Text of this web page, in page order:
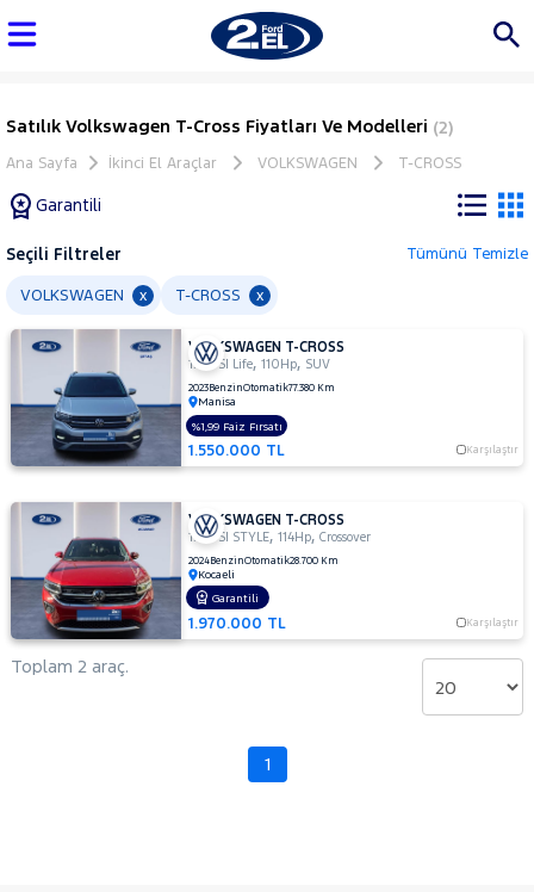
Satılık Volkswagen T-Cross Fiyatları Ve Modelleri (2)
Ana Sayfa İkinci El Araçlar VOLKSWAGEN T-CROSS
Garantili
Tüm
Araçlar
AUDI
BMC
BMW
BYD
CHERY
CITROEN
CUPRA
DACIA
Fiyat
Aralığı
Model
Seçili Filtreler Tümünü Temizle
VOLKSWAGEN x T-CROSS x
VOLKSWAGEN T-CROSS
1.0 TSI Life,110Hp, SUV
2023BenzinOtomatik77.380 Km
Manisa
1.550.000 TL Karşılaştır
%1,99 Faiz Fırsatı
VOLKSWAGEN T-CROSS
1.0 TSI STYLE,114Hp,Crossover
2024BenzinOtomatik28.700 Km
Kocaeli
1.970.000 TL Karşılaştır
Garantili
Toplam 2 araç.
1